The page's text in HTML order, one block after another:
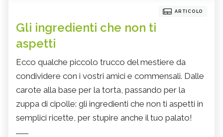
ARTICOLO
Gli ingredienti che non ti
aspetti
Ecco qualche piccolo trucco del mestiere da
condividere con i vostri amici e commensali. Dalle
carote alla base per la torta, passando per la
zuppa di cipolle: gli ingredienti che non ti aspetti in
semplici ricette, per stupire anche il tuo palato!